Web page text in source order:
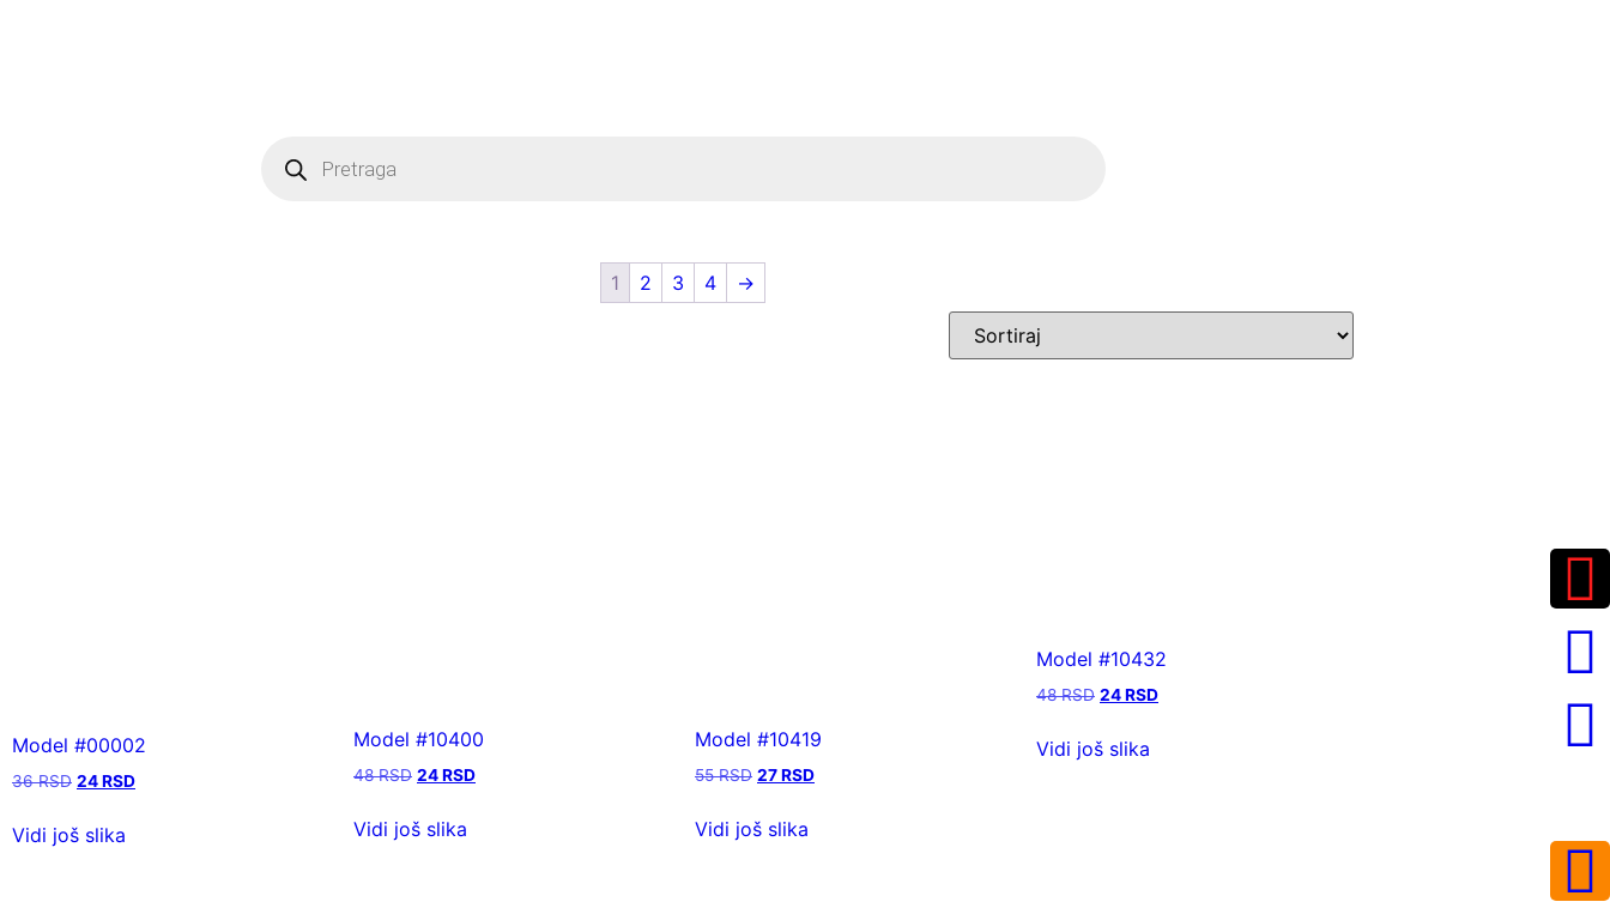
1 2 3 4 →
Model #00002
36RSD 24RSD
Vidi još slika
Model #10400
48RSD 24RSD
Vidi još slika
Model #10419
55RSD 27RSD
Vidi još slika
Model #10432
48RSD 24RSD
Vidi još slika